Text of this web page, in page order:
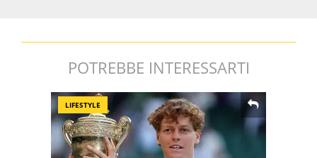
POTREBBE INTERESSARTI
LIFESTYLE